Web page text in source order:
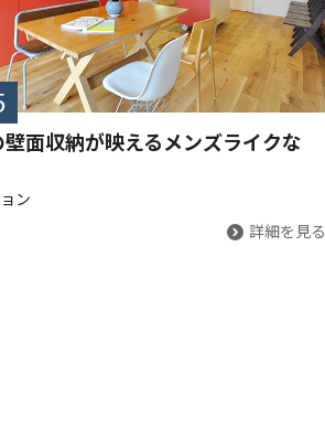
面収納が映えるメンズライクな
ン
詳細を見る